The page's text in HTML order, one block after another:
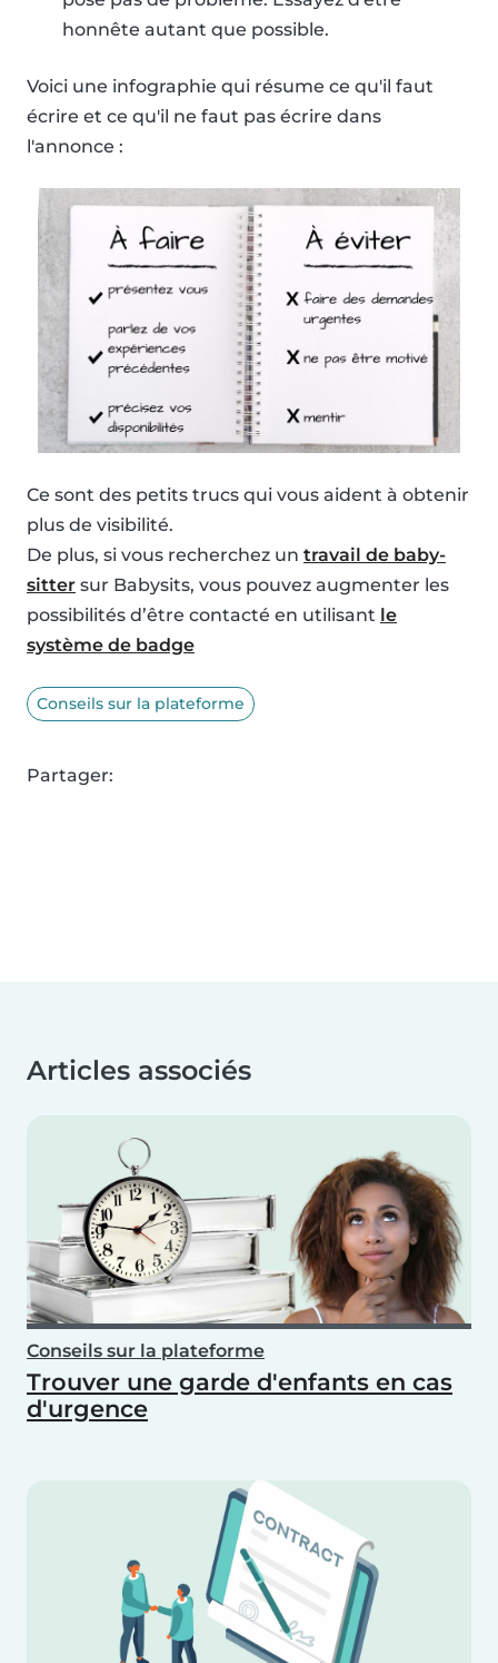
honnête autant que possible.
Voici une infographie qui résume ce qu'il faut
écrire et ce qu'il ne faut pas écrire dans
l'annonce :
Ce sont des petits trucs qui vous aident à obtenir
plus de visibilité.
De plus, si vous recherchez un travail de baby-
sitter sur Babysits, vous pouvez augmenter les
possibilités d’être contacté en utilisant le
système de badge
Conseils sur la plateforme
Partager:
Articles associés
Conseils sur la plateforme
Trouver une garde d'enfants en cas
d'urgence